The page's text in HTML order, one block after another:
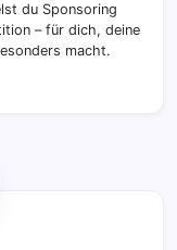
du Sponsoring
– für dich, deine
macht.